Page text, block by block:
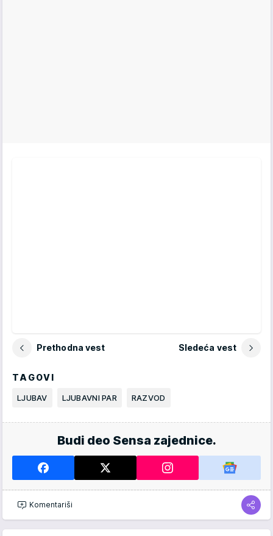
Prethodna vest Sledeća vest
TAGOVI
LJUBAV LJUBAVNI PAR RAZVOD
Budi deo Sensa zajednice.
Komentariši